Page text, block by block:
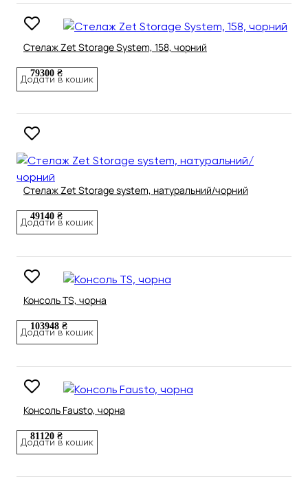
Стелаж Zet Storage System, 158, чорний
79300 ₴
Додати в кошик
Стелаж Zet Storage system, натуральний/чорний
49140 ₴
Додати в кошик
Консоль TS, чорна
103948 ₴
Додати в кошик
Консоль Fausto, чорна
81120 ₴
Додати в кошик